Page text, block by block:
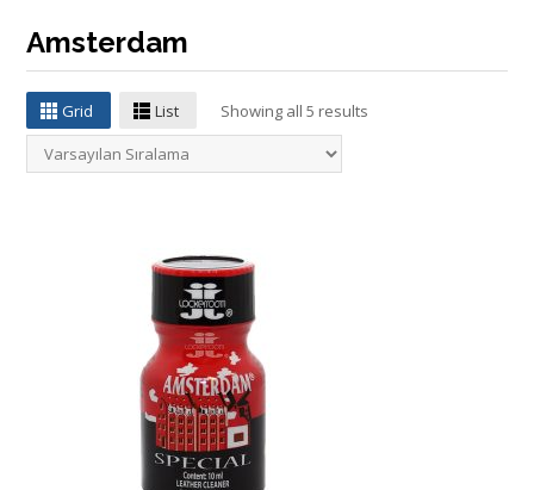
Amsterdam
Grid List Showing all 5 results